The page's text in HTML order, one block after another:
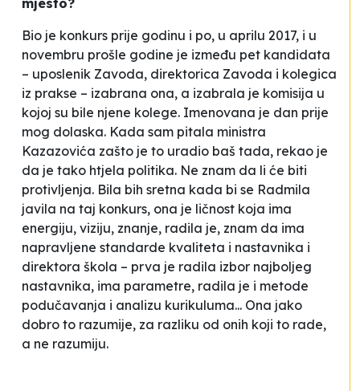
mjesto?
Bio je konkurs prije godinu i po, u aprilu 2017, i u
novembru prošle godine je između pet kandidata
– uposlenik Zavoda, direktorica Zavoda i kolegica
iz prakse – izabrana ona, a izabrala je komisija u
kojoj su bile njene kolege. Imenovana je dan prije
mog dolaska. Kada sam pitala ministra
Kazazovića zašto je to uradio baš tada, rekao je
da je tako htjela politika. Ne znam da li će biti
protivljenja. Bila bih sretna kada bi se Radmila
javila na taj konkurs, ona je ličnost koja ima
energiju, viziju, znanje, radila je, znam da ima
napravljene standarde kvaliteta i nastavnika i
direktora škola – prva je radila izbor najboljeg
nastavnika, ima parametre, radila je i metode
podučavanja i analizu kurikuluma... Ona jako
dobro to razumije, za razliku od onih koji to rade,
a ne razumiju.